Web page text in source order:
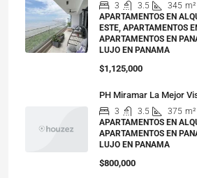
3 3.5 345 m²
APARTAMENTOS EN
ESTE, APARTAMENTOS
APARTAMENTOS EN
LUJO EN PANAMA
$1,125,000
PH Miramar La Mejor
3 3.5 375 m²
APARTAMENTOS EN
APARTAMENTOS EN
LUJO EN PANAMA
$800,000